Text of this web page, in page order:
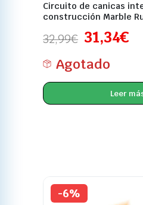
Circuito de canicas
construcción Marble
32,99€ 31,34€
Agotado
Leer
-6%